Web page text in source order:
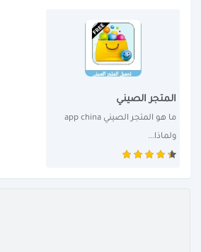
المتجر الصيني
ولماذا...